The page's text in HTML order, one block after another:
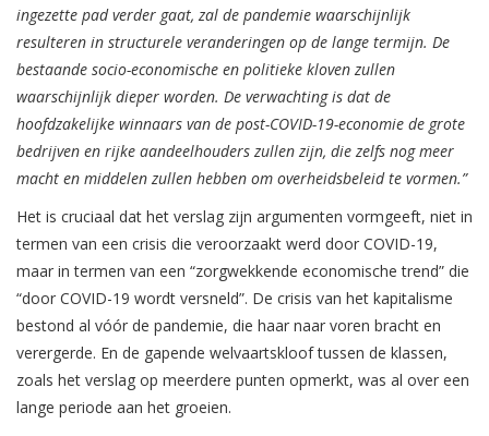
ingezette pad verder gaat, zal de pandemie waarschijnlijk
resulteren in structurele veranderingen op de lange termijn. De
bestaande socio-economische en politieke kloven zullen
waarschijnlijk dieper worden. De verwachting is dat de
hoofdzakelijke winnaars van de post-COVID-19-economie de grote
bedrijven en rijke aandeelhouders zullen zijn, die zelfs nog meer
macht en middelen zullen hebben om overheidsbeleid te vormen.”
Het is cruciaal dat het verslag zijn argumenten vormgeeft, niet in
termen van een crisis die veroorzaakt werd door COVID-19,
maar in termen van een “zorgwekkende economische trend” die
“door COVID-19 wordt versneld”. De crisis van het kapitalisme
bestond al vóór de pandemie, die haar naar voren bracht en
verergerde. En de gapende welvaartskloof tussen de klassen,
zoals het verslag op meerdere punten opmerkt, was al over een
lange periode aan het groeien.